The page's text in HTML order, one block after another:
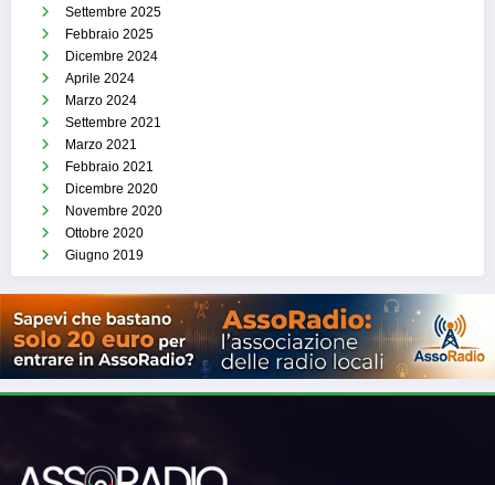
Settembre 2025
Febbraio 2025
Dicembre 2024
Aprile 2024
Marzo 2024
Settembre 2021
Marzo 2021
Febbraio 2021
Dicembre 2020
Novembre 2020
Ottobre 2020
Giugno 2019